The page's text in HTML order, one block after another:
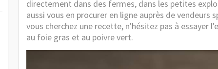
directement dans des fermes, dans les petites
aussi vous en procurer en ligne auprès de vendeurs
vous cherchez une recette, n'hésitez pas à essayer
au foie gras et au poivre vert.